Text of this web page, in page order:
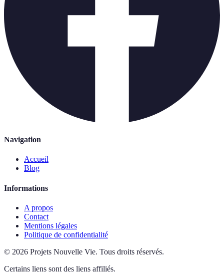
Navigation
Accueil
Blog
Informations
A propos
Contact
Mentions légales
Politique de confidentialité
© 2026 Projets Nouvelle Vie. Tous droits réservés.
Certains liens sont des liens affiliés.